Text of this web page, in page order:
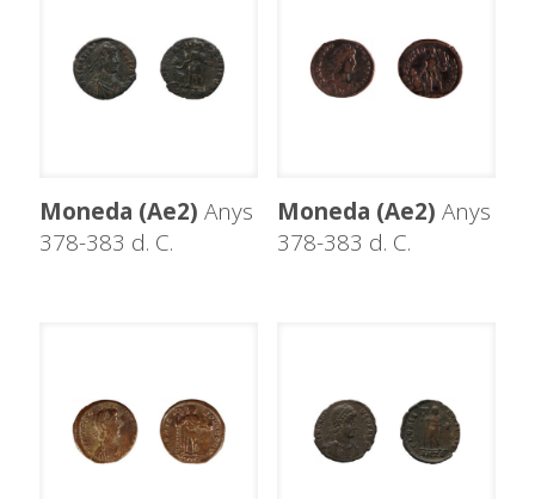
Moneda (Ae2) Anys
378-383 d. C.
Moneda (Ae2) Anys
378-383 d. C.